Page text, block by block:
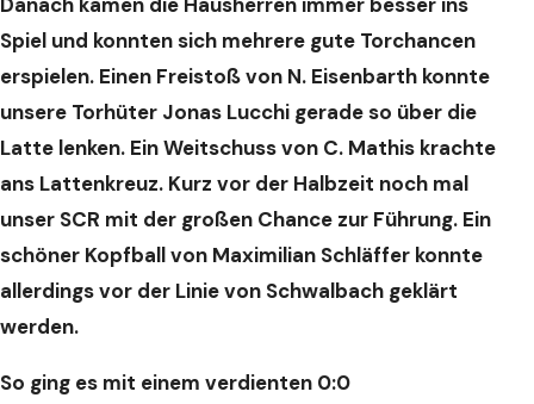
Danach kamen die Hausherren immer besser ins
Spiel und konnten sich mehrere gute Torchancen
erspielen. Einen Freistoß von N. Eisenbarth konnte
unsere Torhüter Jonas Lucchi gerade so über die
Latte lenken. Ein Weitschuss von C. Mathis krachte
ans Lattenkreuz. Kurz vor der Halbzeit noch mal
unser SCR mit der großen Chance zur Führung. Ein
schöner Kopfball von Maximilian Schläffer konnte
allerdings vor der Linie von Schwalbach geklärt
werden.
So ging es mit einem verdienten 0:0